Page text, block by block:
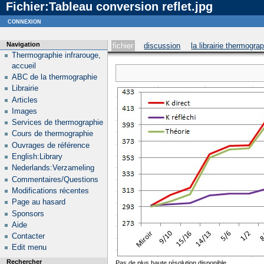
Notice: curl_setopt_array(): CURLOPT_SSL_VERIFYHOST no longer accepts the value 1,
Fichier:Tableau conversion reflet.jpg
fichier discussion la librairie
Navigation
Thermographie infrarouge,
accueil
ABC de la thermographie
Librairie
Articles
Images
Services de thermographie
Cours de thermographie
Ouvrages de référence
English:Library
Nederlands:Verzameling
Commentaires/Questions
Modifications récentes
Page au hasard
Sponsors
Aide
Contacter
Edit menu
Rechercher
connexion